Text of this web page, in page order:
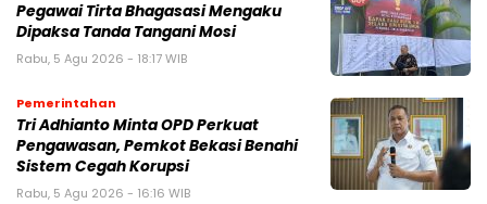
Pegawai Tirta Bhagasasi Mengaku
Dipaksa Tanda Tangani Mosi
Rabu, 5 Agu 2026 - 18:17 WIB
Pemerintahan
Tri Adhianto Minta OPD Perkuat
Pengawasan, Pemkot Bekasi Benahi
Sistem Cegah Korupsi
Rabu, 5 Agu 2026 - 16:16 WIB